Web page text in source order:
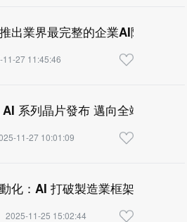
出業界最完整的企業AI險管理方
11-27 11:45:46
系列晶片發布 邁向全端 AI 基
11-27 10:01:09
化：AI 打破製造業框架，從輔
2025-11-25 15:02:44